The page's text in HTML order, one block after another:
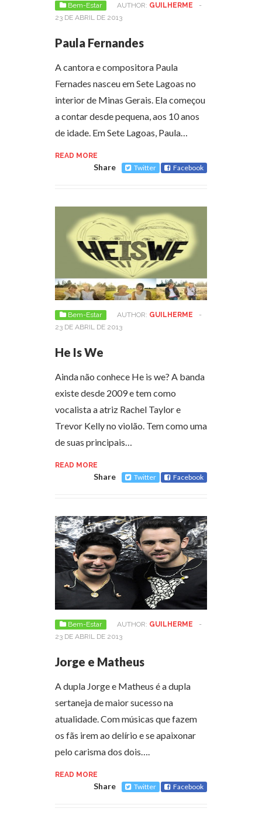
Bem-Estar AUTHOR: GUILHERME
-
23 DE ABRIL DE 2013
Paula Fernandes
A cantora e compositora Paula
Fernades nasceu em Sete Lagoas no
interior de Minas Gerais. Ela começou
a contar desde pequena, aos 10 anos
de idade. Em Sete Lagoas, Paula…
READ MORE
Share Twitter Facebook
Bem-Estar AUTHOR: GUILHERME
-
23 DE ABRIL DE 2013
He Is We
Ainda não conhece He is we? A banda
existe desde 2009 e tem como
vocalista a atriz Rachel Taylor e
Trevor Kelly no violão. Tem como uma
de suas principais…
READ MORE
Share Twitter Facebook
Bem-Estar AUTHOR: GUILHERME
-
23 DE ABRIL DE 2013
Jorge e Matheus
A dupla Jorge e Matheus é a dupla
sertaneja de maior sucesso na
atualidade. Com músicas que fazem
os fãs irem ao delírio e se apaixonar
pelo carisma dos dois….
READ MORE
Share Twitter Facebook